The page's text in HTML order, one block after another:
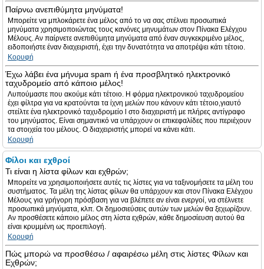
Παίρνω ανεπιθύμητα μηνύματα!
Μπορείτε να μπλοκάρετε ένα μέλος από το να σας στέλνει προσωπικά
μηνύματα χρησιμοποιώντας τους κανόνες μηνυμάτων στον Πίνακα Ελέγχου
Μέλους. Αν παίρνετε ανεπιθύμητα μηνύματα από έναν συγκεκριμένο μέλος,
ειδοποιήστε έναν διαχειριστή, έχει την δυνατότητα να αποτρέψει κάτι τέτοιο.
Κορυφή
Έχω λάβει ένα μήνυμα spam ή ένα προσβλητικό ηλεκτρονικό
ταχυδρομείο από κάποιο μέλος!
Λυπούμαστε που ακούμε κάτι τέτοιο. Η φόρμα ηλεκτρονικού ταχυδρομείου
έχει φίλτρα για να κρατούνται τα ίχνη μελών που κάνουν κάτι τέτοιο,γιαυτό
στείλτε ένα ηλεκτρονικό ταχυδρομείο l στο διαχειριστή με πλήρες αντίγραφο
του μηνύματος. Είναι σημαντικό να υπάρχουν οι επικεφαλίδες που περιέχουν
τα στοιχεία του μέλους. Ο διαχειριστής μπορεί να κάνει κάτι.
Κορυφή
Φίλοι και εχθροί
Τι είναι η λίστα φίλων και εχθρών;
Μπορείτε να χρησιμοποιήσετε αυτές τις λίστες για να ταξινομήσετε τα μέλη του
συστήματος. Τα μέλη της λίστας φίλων θα υπάρχουν και στον Πίνακα Ελέγχου
Μέλους για γρήγορη πρόσβαση για να βλέπετε αν είναι ενεργοί, να στέλνετε
προσωπικά μηνύματα, κλπ. Οι δημοσιεύσεις αυτών των μελών θα ξεχωρίζουν.
Αν προσθέσετε κάποιο μέλος στη λίστα εχθρών, κάθε δημοσίευση αυτού θα
είναι κρυμμένη ως προεπιλογή.
Κορυφή
Πώς μπορώ να προσθέσω / αφαιρέσω μέλη στις λίστες Φίλων και
Εχθρών;